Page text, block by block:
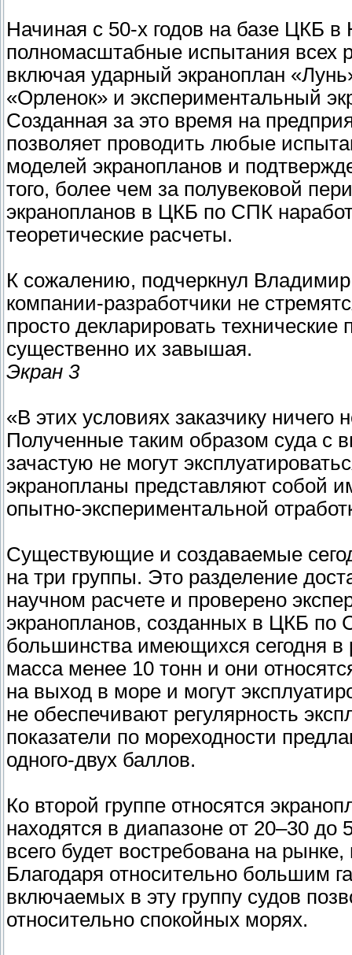
Начиная с 50-х годов на базе ЦКБ
полномасштабные испытания всех
включая ударный экраноплан
«Орленок» и экспериментальный
Созданная за это время на
позволяет проводить любые
моделей экранопланов и
того, более чем за полувековой
экранопланов в ЦКБ по СПК
теоретические расчеты.
К сожалению, подчеркнул
компании-разработчики не
просто декларировать технические
существенно их завышая.
Экран 3
«В этих условиях заказчику ничего
Полученные таким образом суда с
зачастую не могут
экранопланы представляют собой
опытно-экспериментальной
Существующие и создаваемые
на три группы. Это разделение
научном расчете и проверено
экранопланов, созданных в ЦКБ по
большинства имеющихся сегодня в
масса менее 10 тонн и они
на выход в море и могут
не обеспечивают регулярность
показатели по мореходности
одного-двух баллов.
Ко второй группе относятся
находятся в диапазоне от 20–30 до
всего будет востребована на
Благодаря относительно большим
включаемых в эту группу судов
относительно спокойных морях.